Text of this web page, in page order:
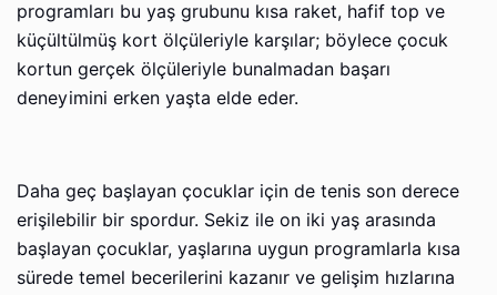
programları bu yaş grubunu kısa raket, hafif top ve
küçültülmüş kort ölçüleriyle karşılar; böylece çocuk
kortun gerçek ölçüleriyle bunalmadan başarı
deneyimini erken yaşta elde eder.
Daha geç başlayan çocuklar için de tenis son derece
erişilebilir bir spordur. Sekiz ile on iki yaş arasında
başlayan çocuklar, yaşlarına uygun programlarla kısa
sürede temel becerilerini kazanır ve gelişim hızlarına